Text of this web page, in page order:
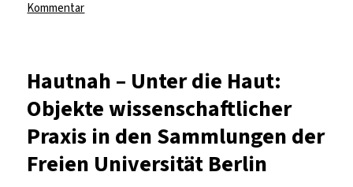
Kommentarzu
über
der
Natur“
am
31.
Hautnah – Unter die Haut:
Objekte wissenschaftlicher
Praxis in den Sammlungen der
Freien Universität Berlin